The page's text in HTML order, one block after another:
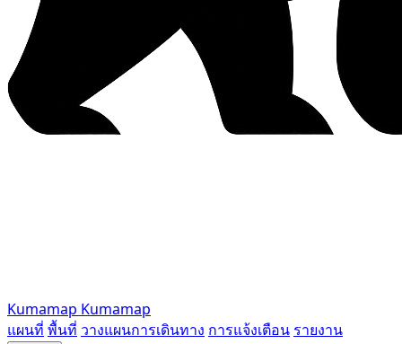
Kumamap Kumamap
แผนที่ พื้นที่ วางแผนการเดินทาง การแจ้งเตือน รายงาน